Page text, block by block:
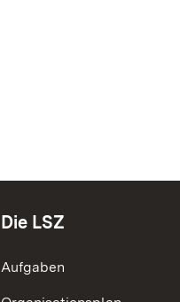
Die LSZ
Aufgaben